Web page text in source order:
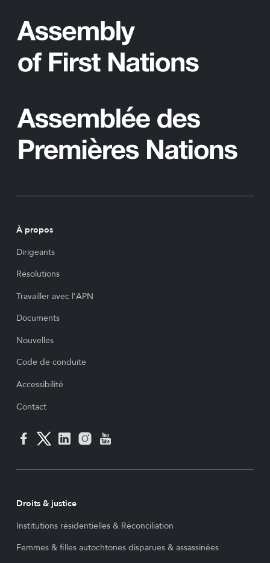
À propos
Dirigeants
Résolutions
Travailler avec l’APN
Documents
Nouvelles
Code de conduite
Accessibilité
Contact
Droits & justice
Institutions résidentielles & Réconciliation
Femmes & filles autochtones disparues & assassinées